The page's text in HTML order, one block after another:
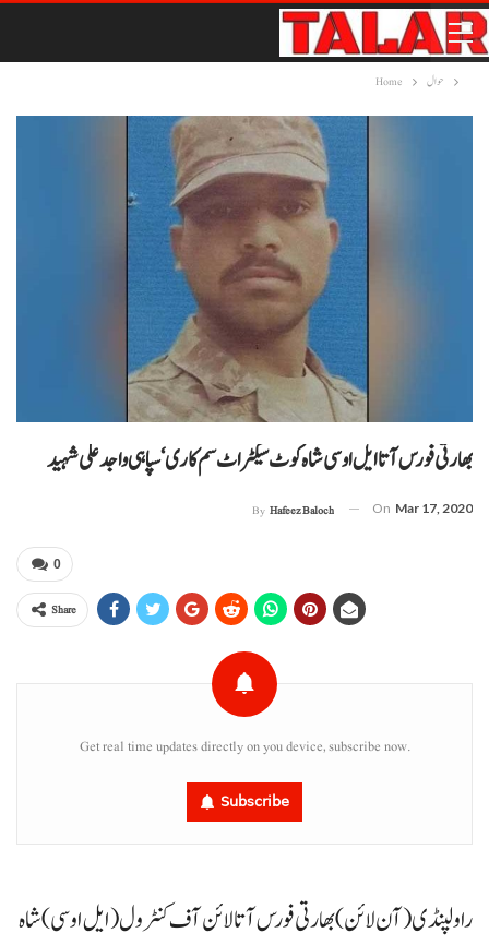
Home حوال
بھارتی فورس آتا ایل او سی شاہ کوٹ سیکٹر اٹ سم کاری‘ سپاہی واجد علی شہید
By Hafeez Baloch On Mar 17, 2020
0
Share
Get real time updates directly on you device, subscribe now.
Subscribe
راولپنڈی(آن لائن)بھارتی فورس آتا لائن آف کنٹرول(ایل او سی)شاہ